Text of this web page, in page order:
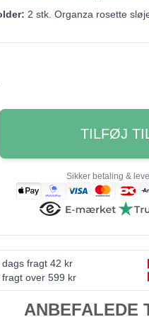
2 stk. Organza rosette
TILFØJ
Sikker betaling &
dags fragt 42 kr
over 599 kr
ANBEFALEDE